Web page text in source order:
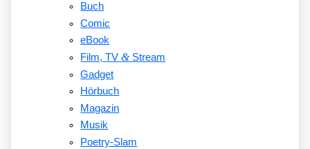
Buch
Comic
eBook
Film, TV&Stream
Gadget
Hörbuch
Magazin
Musik
Poetry-Slam